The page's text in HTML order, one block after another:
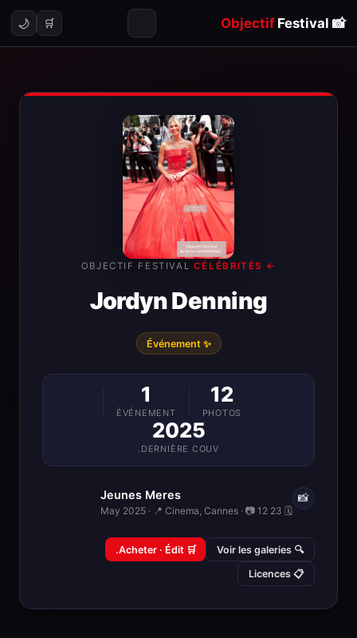
📸
ObjectifFestival
🛒
🌙
← CÉLÉBRITÉS
·
OBJECTIF FESTIVAL
Jordyn Denning
✨ Événement
12
PHOTOS
1
ÉVÉNEMENT
2025
DERNIÈRE COUV.
📸
Jeunes Meres
🗓 23 May 2025 · 📍 Cinema, Cannes · 📷 12
🔍 Voir les galeries
🛒 Acheter · Édit.
📋 Licences